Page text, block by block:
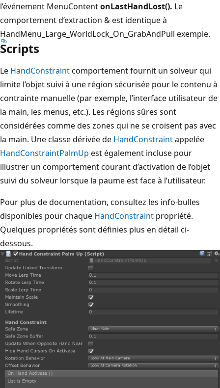
l’événement MenuContentonLastHandLost(). Le
comportement d’extraction & est identique à
HandMenu_Large_WorldLock_On_GrabAndPull exemple.
Scripts
Le HandConstraintcomportement fournit un solveur qui
limite l’objet suivi à une région sécurisée pour le contenu à
contrainte manuelle (par exemple, l’interface utilisateur de
la main, les menus, etc.). Les régions sûres sont
considérées comme des zones qui ne se croisent pas avec
la main. Une classe dérivée de HandConstraintappelée
HandConstraintPalmUp est également incluse pour
illustrer un comportement courant d’activation de l’objet
suivi du solveur lorsque la paume est face à l’utilisateur.
Pour plus de documentation, consultez les info-bulles
disponibles pour chaque HandConstraint propriété.
Quelques propriétés sont définies plus en détail ci-
dessous.